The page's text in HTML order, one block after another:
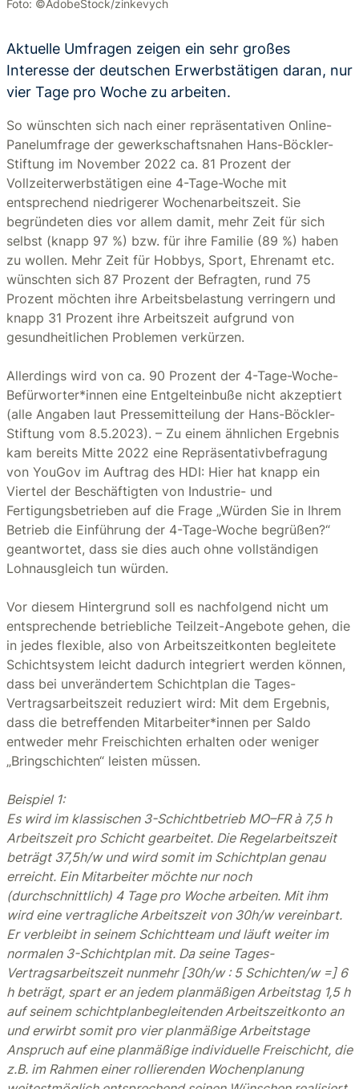
Foto: ©AdobeStock/zinkevych
Aktuelle Umfragen zeigen ein sehr großes
Interesse der deutschen Erwerbstätigen daran, nur
vier Tage pro Woche zu arbeiten.
So wünschten sich nach einer repräsentativen Online-
Panelumfrage der gewerkschaftsnahen Hans-Böckler-
Stiftung im November 2022 ca. 81 Prozent der
Vollzeiterwerbstätigen eine 4-Tage-Woche mit
entsprechend niedrigerer Wochenarbeitszeit. Sie
begründeten dies vor allem damit, mehr Zeit für sich
selbst (knapp 97 %) bzw. für ihre Familie (89 %) haben
zu wollen. Mehr Zeit für Hobbys, Sport, Ehrenamt etc.
wünschten sich 87 Prozent der Befragten, rund 75
Prozent möchten ihre Arbeitsbelastung verringern und
knapp 31 Prozent ihre Arbeitszeit aufgrund von
gesundheitlichen Problemen verkürzen.
Allerdings wird von ca. 90 Prozent der 4-Tage-Woche-
Befürworter*innen eine Entgelteinbuße nicht akzeptiert
(alle Angaben laut Pressemitteilung der Hans-Böckler-
Stiftung vom 8.5.2023). – Zu einem ähnlichen Ergebnis
kam bereits Mitte 2022 eine Repräsentativbefragung
von YouGov im Auftrag des HDI: Hier hat knapp ein
Viertel der Beschäftigten von Industrie- und
Fertigungsbetrieben auf die Frage „Würden Sie in Ihrem
Betrieb die Einführung der 4-Tage-Woche begrüßen?“
geantwortet, dass sie dies auch ohne vollständigen
Lohnausgleich tun würden.
Vor diesem Hintergrund soll es nachfolgend nicht um
entsprechende betriebliche Teilzeit-Angebote gehen, die
in jedes flexible, also von Arbeitszeitkonten begleitete
Schichtsystem leicht dadurch integriert werden können,
dass bei unverändertem Schichtplan die Tages-
Vertragsarbeitszeit reduziert wird: Mit dem Ergebnis,
dass die betreffenden Mitarbeiter*innen per Saldo
entweder mehr Freischichten erhalten oder weniger
„Bringschichten“ leisten müssen.
Beispiel 1:
Es wird im klassischen 3-Schichtbetrieb MO–FR à 7,5 h
Arbeitszeit pro Schicht gearbeitet. Die Regelarbeitszeit
beträgt 37,5h/w und wird somit im Schichtplan genau
erreicht. Ein Mitarbeiter möchte nur noch
(durchschnittlich) 4 Tage pro Woche arbeiten. Mit ihm
wird eine vertragliche Arbeitszeit von 30h/w vereinbart.
Er verbleibt in seinem Schichtteam und läuft weiter im
normalen 3-Schichtplan mit. Da seine Tages-
Vertragsarbeitszeit nunmehr [30h/w : 5 Schichten/w =] 6
h beträgt, spart er an jedem planmäßigen Arbeitstag 1,5 h
auf seinem schichtplanbegleitenden Arbeitszeitkonto an
und erwirbt somit pro vier planmäßige Arbeitstage
Anspruch auf eine planmäßige individuelle Freischicht, die
z.B. im Rahmen einer rollierenden Wochenplanung